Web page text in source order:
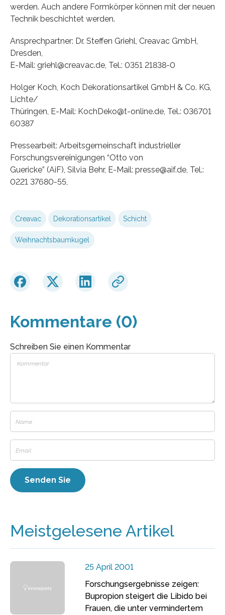
werden. Auch andere Formkörper können mit der neuen
Technik beschichtet werden.
Ansprechpartner: Dr. Steffen Griehl, Creavac GmbH,
Dresden,
E-Mail: griehl@creavac.de, Tel.: 0351 21838-0
Holger Koch, Koch Dekorationsartikel GmbH & Co. KG,
Lichte/
Thüringen, E-Mail: KochDeko@t-online.de, Tel.: 036701
60387
Pressearbeit: Arbeitsgemeinschaft industrieller
Forschungsvereinigungen “Otto von
Guericke” (AiF), Silvia Behr, E-Mail: presse@aif.de, Tel.:
0221 37680-55,
Creavac Dekorationsartikel Schicht
Weihnachtsbaumkugel
Kommentare (0)
Schreiben Sie einen Kommentar
Meistgelesene Artikel
25 April 2001
Forschungsergebnisse zeigen:
Bupropion steigert die Libido bei
Frauen, die unter vermindertem